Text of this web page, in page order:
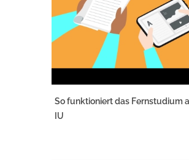
So funktioniert das Fernstudium
IU